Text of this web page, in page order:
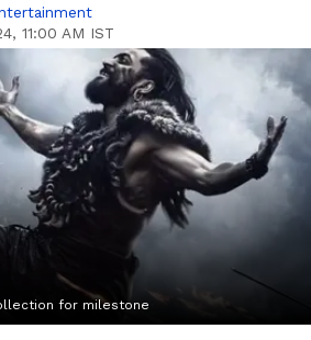
11:00 AM IST
for milestone